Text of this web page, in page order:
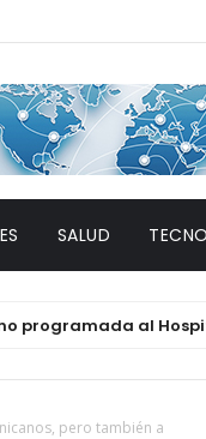
SALUD
al Hospital
pero también a